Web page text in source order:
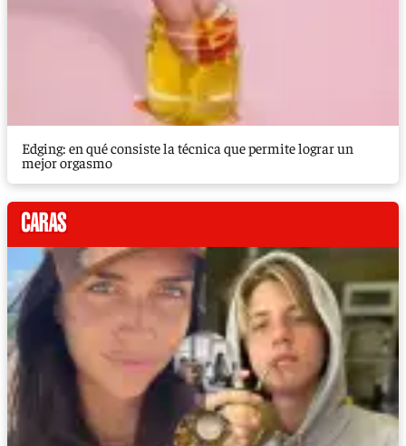
Edging: en qué consiste la técnica que permite lograr un
mejor orgasmo